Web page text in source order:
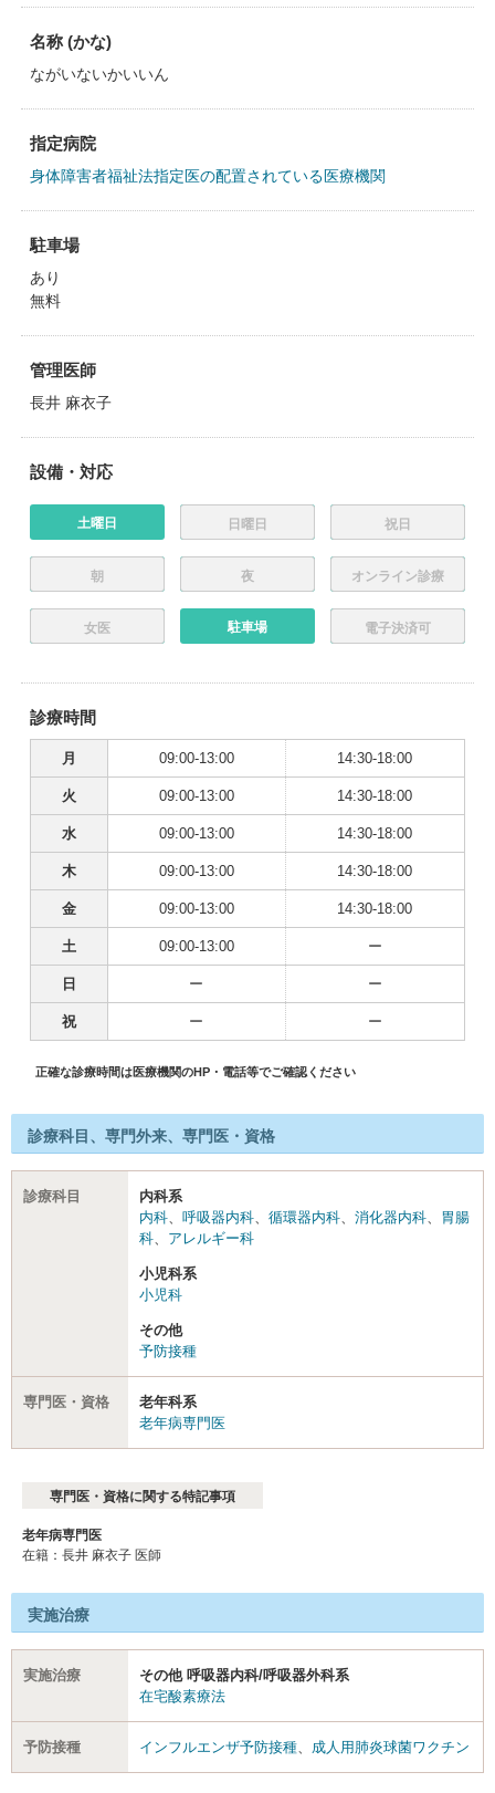
名称 (かな)
ながいないかいいん
指定病院
身体障害者福祉法指定医の配置されている医療機関
駐車場
あり
無料
管理医師
長井 麻衣子
設備・対応
土曜日 日曜日 祝日
朝 夜 オンライン診療
女医 駐車場 電子決済可
診療時間
月 09:00-13:00 14:30-18:00
火 09:00-13:00 14:30-18:00
水 09:00-13:00 14:30-18:00
木 09:00-13:00 14:30-18:00
金 09:00-13:00 14:30-18:00
土 09:00-13:00 ー
日 ー ー
祝 ー ー
正確な診療時間は医療機関のHP・電話等でご確認ください
診療科目、専門外来、専門医・資格
診療科目
内科系
内科、 呼吸器内科、 循環器内科、 消化器内科、 胃腸
科、 アレルギー科
小児科系
小児科
その他
予防接種
専門医・資格
老年科系
老年病専門医
専門医・資格に関する特記事項
老年病専門医
在籍：長井 麻衣子 医師
実施治療
実施治療
その他 呼吸器内科/呼吸器外科系
在宅酸素療法
予防接種 インフルエンザ予防接種、 成人用肺炎球菌ワクチン